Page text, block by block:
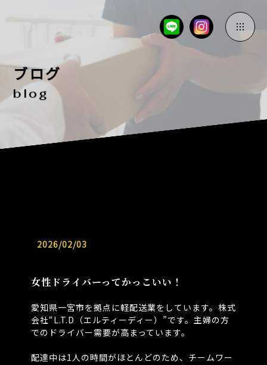
ブログ
blog
2026/02/03
女性ドライバーってかっこいい！
愛知県一宮市を拠点に軽配送業をしています。株式
会社“L.T.D（エルティーディー）”です。主婦の方
でのドライバー需要が高まっています。
配達中は1人の時間がほとんどのため、チームワー